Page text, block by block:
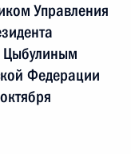
Управления
Цыбулиным
Федерации